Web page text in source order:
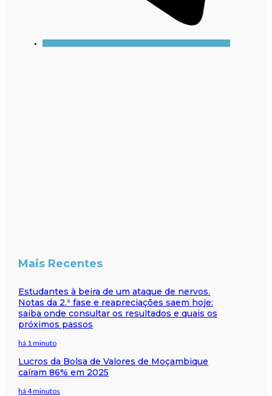
Mais Recentes
Estudantes à beira de um ataque de nervos.
Notas da 2.ª fase e reapreciações saem hoje:
saiba onde consultar os resultados e quais os
próximos passos
há 1 minuto
Lucros da Bolsa de Valores de Moçambique
caíram 86% em 2025
há 4 minutos